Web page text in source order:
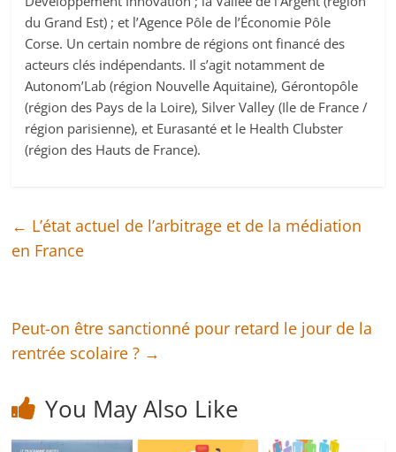
du Grand Est) ; et l’Agence Pôle de l’Économie Pôle
Corse. Un certain nombre de régions ont financé des
acteurs clés indépendants. Il s’agit notamment de
Autonom’Lab (région Nouvelle Aquitaine), Gérontopôle
(région des Pays de la Loire), Silver Valley (Ile de France /
région parisienne), et Eurasanté et le Health Clubster
(région des Hauts de France).
← L’état actuel de l’arbitrage et de la médiation
en France
Peut-on être sanctionné pour retard le jour de la
rentrée scolaire ? →
You May Also Like